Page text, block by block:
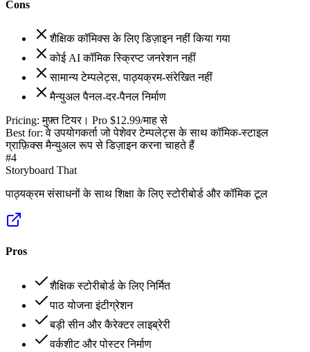
Cons
शैक्षिक कॉमिक्स के लिए डिज़ाइन नहीं किया गया
कोई AI कॉमिक स्क्रिप्ट जनरेशन नहीं
सामान्य टेम्पलेट्स, पाठ्यक्रम-संरेखित नहीं
मैन्युअल पैनल-दर-पैनल निर्माण
Pricing: मुफ़्त टियर। Pro $12.99/माह से
Best for: वे उपयोगकर्ता जो पेशेवर टेम्पलेट्स के साथ कॉमिक-स्टाइल
ग्राफ़िक्स मैन्युअल रूप से डिज़ाइन करना चाहते हैं
#4
Storyboard That
पाठ्यक्रम संसाधनों के साथ शिक्षा के लिए स्टोरीबोर्ड और कॉमिक टूल
Pros
शैक्षिक स्टोरीबोर्ड के लिए निर्मित
पाठ योजना इंटीग्रेशन
बड़ी सीन और कैरेक्टर लाइब्रेरी
वर्कशीट और पोस्टर निर्माण